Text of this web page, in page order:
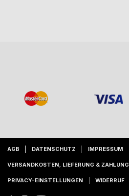
AGB DATENSCHUTZ IMPRESSUM
VERSANDKOSTEN, LIEFERUNG & ZAHLUNG
PRIVACY-EINSTELLUNGEN WIDERRUF